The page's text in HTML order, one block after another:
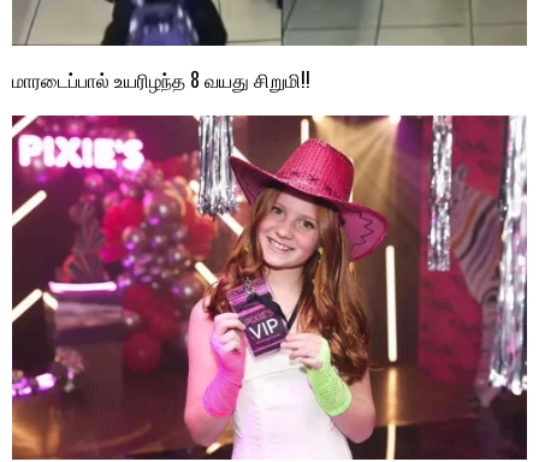
மாரடைப்பால் உயரிழந்த 8 வயது சிறுமி!!